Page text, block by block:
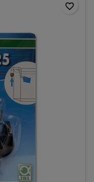
favorite_border